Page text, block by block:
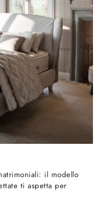
il modello
ti aspetta per